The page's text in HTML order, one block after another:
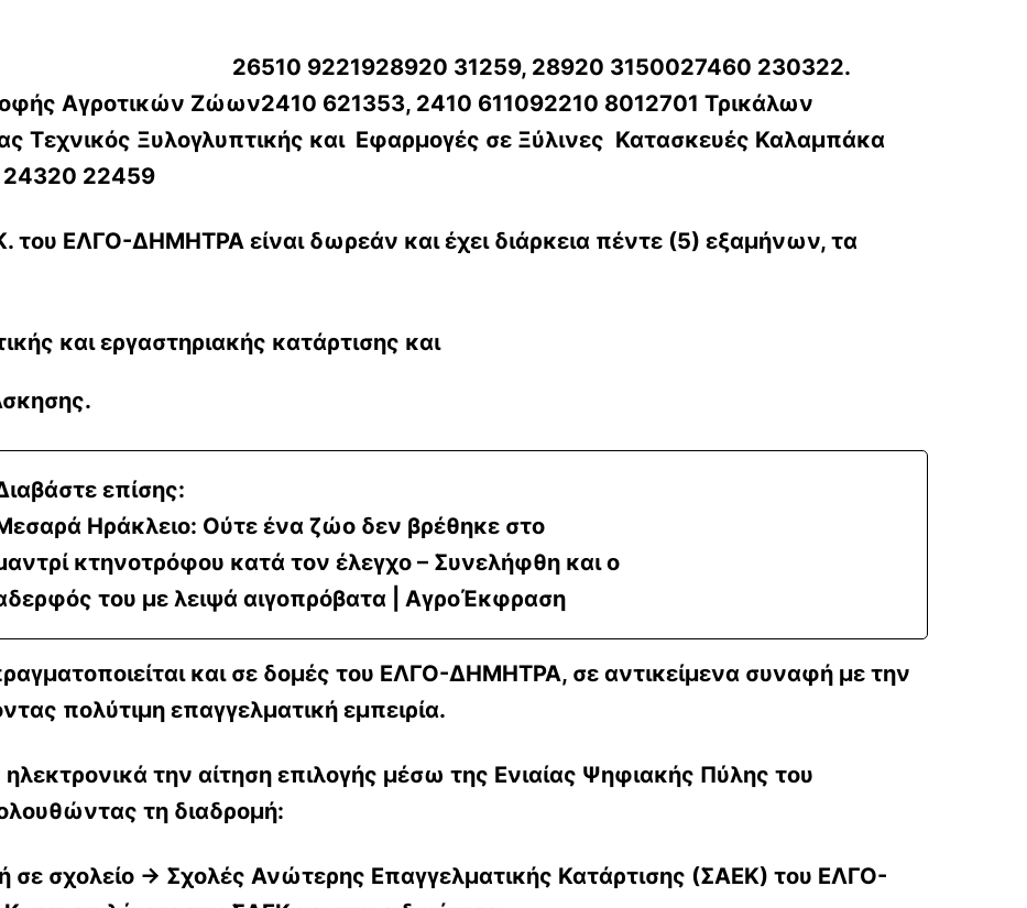
31259, 28920 3150027460 230322.
Αγροτικών Ζώων2410 621353, 2410 611092210 8012701 Τρικάλων
Τεχνικός Ξυλογλυπτικής και Εφαρμογές σε Ξύλινες Κατασκευές Καλαμπάκα
24320 22459
του ΕΛΓΟ-ΔΗΜΗΤΡΑ είναι δωρεάν και έχει διάρκεια πέντε (5) εξαμήνων, τα
και εργαστηριακής κατάρτισης και
επίσης:
Ηράκλειο: Ούτε ένα ζώο δεν βρέθηκε στο
κτηνοτρόφου κατά τον έλεγχο – Συνελήφθη και ο
του με λειψά αιγοπρόβατα | ΑγροΈκφραση
και σε δομές του ΕΛΓΟ-ΔΗΜΗΤΡΑ, σε αντικείμενα συναφή με την
πολύτιμη επαγγελματική εμπειρία.
την αίτηση επιλογής μέσω της Ενιαίας Ψηφιακής Πύλης του
τη διαδρομή:
σχολείο → Σχολές Ανώτερης Επαγγελματικής Κατάρτισης (ΣΑΕΚ) του ΕΛΓΟ-